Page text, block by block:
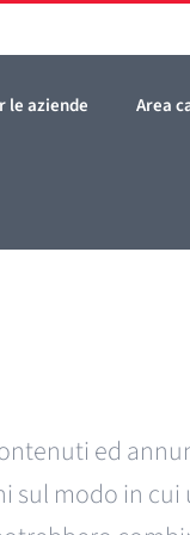
le aziende Area
ed
modo in